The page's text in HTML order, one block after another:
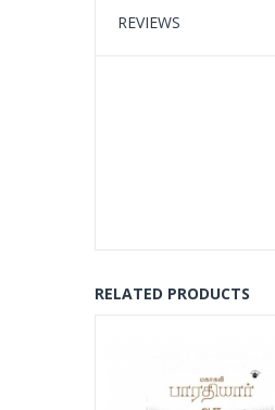
REVIEWS
RELATED PRODUCTS